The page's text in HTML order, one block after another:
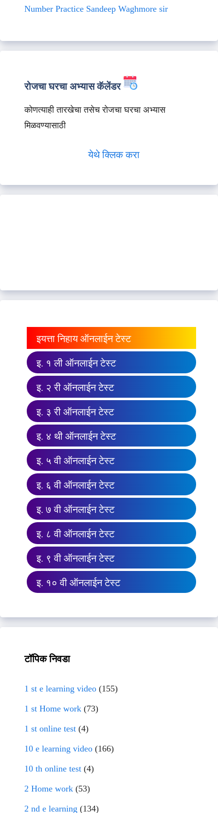
Number Practice Sandeep Waghmore sir
रोजचा घरचा अभ्यास कॅलेंडर
कोणत्याही तारखेचा तसेच रोजचा घरचा अभ्यास
मिळवण्यासाठी
येथे क्लिक करा
इयत्ता निहाय ऑनलाईन टेस्ट
इ. १ ली ऑनलाईन टेस्ट
इ. २ री ऑनलाईन टेस्ट
इ. ३ री ऑनलाईन टेस्ट
इ. ४ थी ऑनलाईन टेस्ट
इ. ५ वी ऑनलाईन टेस्ट
इ. ६ वी ऑनलाईन टेस्ट
इ. ७ वी ऑनलाईन टेस्ट
इ. ८ वी ऑनलाईन टेस्ट
इ. ९ वी ऑनलाईन टेस्ट
इ. १० वी ऑनलाईन टेस्ट
टॉपिक निवडा
1 st e learning video (155)
1 st Home work (73)
1 st online test (4)
10 e learning video (166)
10 th online test (4)
2 Home work (53)
2 nd e learning (134)